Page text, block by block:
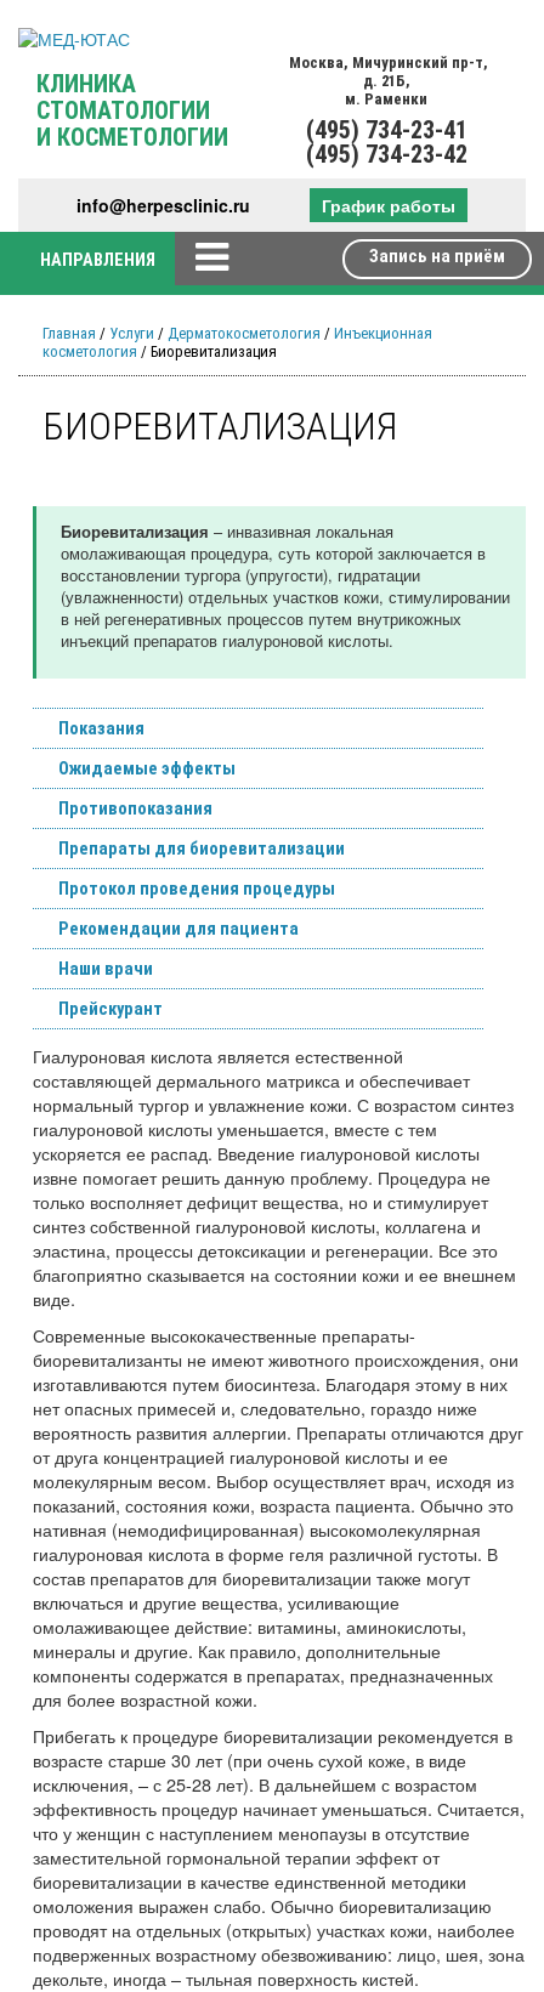
КЛИНИКА
СТОМАТОЛОГИИ
И КОСМЕТОЛОГИИ
Москва, Мичуринский пр-т,
д. 21Б,
м. Раменки
(495) 734-23-41
(495) 734-23-42
info@herpesclinic.ru График работы
НАПРАВЛЕНИЯ Запись на приём
Главная / Услуги / Дерматокосметология / Инъекционная
косметология / Биоревитализация
БИОРЕВИТАЛИЗАЦИЯ
Биоревитализация – инвазивная локальная
омолаживающая процедура, суть которой заключается в
восстановлении тургора (упругости), гидратации
(увлажненности) отдельных участков кожи, стимулировании
в ней регенеративных процессов путем внутрикожных
инъекций препаратов гиалуроновой кислоты.
Показания
Ожидаемые эффекты
Противопоказания
Препараты для биоревитализации
Протокол проведения процедуры
Рекомендации для пациента
Наши врачи
Прейскурант
Гиалуроновая кислота является естественной
составляющей дермального матрикса и обеспечивает
нормальный тургор и увлажнение кожи. С возрастом синтез
гиалуроновой кислоты уменьшается, вместе с тем
ускоряется ее распад. Введение гиалуроновой кислоты
извне помогает решить данную проблему. Процедура не
только восполняет дефицит вещества, но и стимулирует
синтез собственной гиалуроновой кислоты, коллагена и
эластина, процессы детоксикации и регенерации. Все это
благоприятно сказывается на состоянии кожи и ее внешнем
виде.
Современные высококачественные препараты-
биоревитализанты не имеют животного происхождения, они
изготавливаются путем биосинтеза. Благодаря этому в них
нет опасных примесей и, следовательно, гораздо ниже
вероятность развития аллергии. Препараты отличаются друг
от друга концентрацией гиалуроновой кислоты и ее
молекулярным весом. Выбор осуществляет врач, исходя из
показаний, состояния кожи, возраста пациента. Обычно это
нативная (немодифицированная) высокомолекулярная
гиалуроновая кислота в форме геля различной густоты. В
состав препаратов для биоревитализации также могут
включаться и другие вещества, усиливающие
омолаживающее действие: витамины, аминокислоты,
минералы и другие. Как правило, дополнительные
компоненты содержатся в препаратах, предназначенных
для более возрастной кожи.
Прибегать к процедуре биоревитализации рекомендуется в
возрасте старше 30 лет (при очень сухой коже, в виде
исключения, – с 25-28 лет). В дальнейшем с возрастом
эффективность процедур начинает уменьшаться. Считается,
что у женщин с наступлением менопаузы в отсутствие
заместительной гормональной терапии эффект от
биоревитализации в качестве единственной методики
омоложения выражен слабо. Обычно биоревитализацию
проводят на отдельных (открытых) участках кожи, наиболее
подверженных возрастному обезвоживанию: лицо, шея, зона
декольте, иногда – тыльная поверхность кистей.